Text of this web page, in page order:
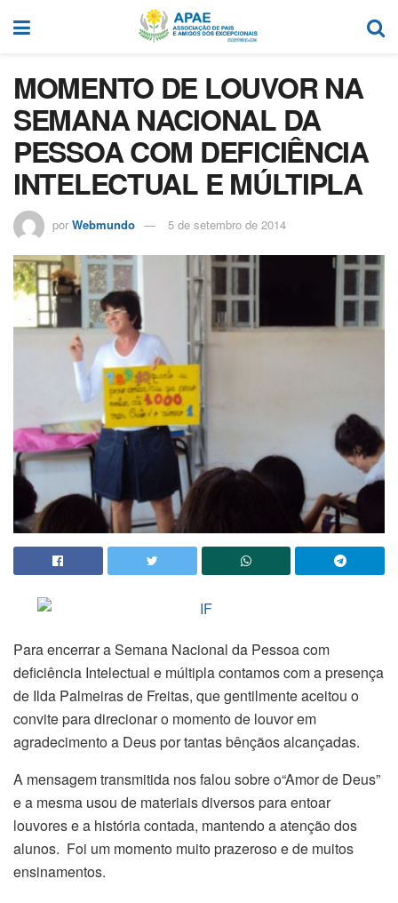
MOMENTO DE LOUVOR NA
SEMANA NACIONAL DA
PESSOA COM DEFICIÊNCIA
INTELECTUAL E MÚLTIPLA
por Webmundo 5 de setembro de 2014
Para encerrar a Semana Nacional da Pessoa com
deficiência Intelectual e múltipla contamos com a presença
de Ilda Palmeiras de Freitas, que gentilmente aceitou o
convite para direcionar o momento de louvor em
agradecimento a Deus por tantas bênçãos alcançadas.
A mensagem transmitida nos falou sobre o“Amor de Deus”
e a mesma usou de materiais diversos para entoar
louvores e a história contada, mantendo a atenção dos
alunos. Foi um momento muito prazeroso e de muitos
ensinamentos.